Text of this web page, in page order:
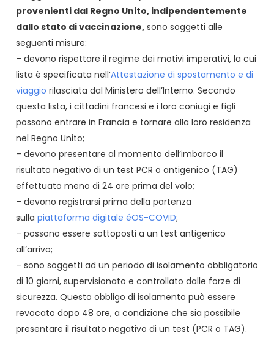
provenienti dal Regno Unito, indipendentemente
dallo stato di vaccinazione, sono soggetti alle
seguenti misure:
– devono rispettare il regime dei motivi imperativi, la cui
lista è specificata nell’Attestazione di spostamento e di
viaggio rilasciata dal Ministero dell’Interno. Secondo
questa lista, i cittadini francesi e i loro coniugi e figli
possono entrare in Francia e tornare alla loro residenza
nel Regno Unito;
– devono presentare al momento dell’imbarco il
risultato negativo di un test PCR o antigenico (TAG)
effettuato meno di 24 ore prima del volo;
– devono registrarsi prima della partenza
sulla piattaforma digitale éOS-COVID;
– possono essere sottoposti a un test antigenico
all’arrivo;
– sono soggetti ad un periodo di isolamento obbligatorio
di 10 giorni, supervisionato e controllato dalle forze di
sicurezza. Questo obbligo di isolamento può essere
revocato dopo 48 ore, a condizione che sia possibile
presentare il risultato negativo di un test (PCR o TAG).